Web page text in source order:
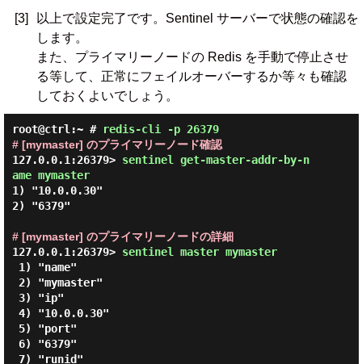
[3]
以上で設定完了です。Sentinel サーバーで状態の確認を
します。
また、プライマリーノードの Redis を手動で停止させ
る等して、正常にフェイルオーバーするか等々も確認
しておくよいでしょう。
root@ctrl:~ # redis-cli -p 26379
# [mymaster] のプライマリーノード確認
127.0.0.1:26379> sentinel get-master-addr-by-n
ame mymaster
1) "10.0.0.30"
2) "6379"
# [mymaster] のプライマリーノードの詳細
127.0.0.1:26379> sentinel master mymaster